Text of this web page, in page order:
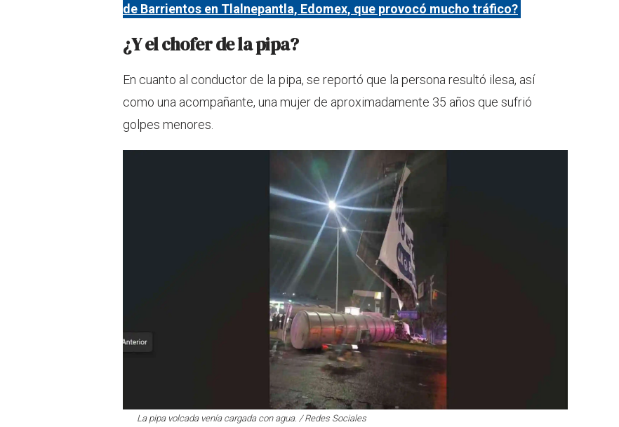
de Barrientos en Tlalnepantla, Edomex, que provocó mucho tráfico?
¿Y el chofer de la pipa?
En cuanto al conductor de la pipa, se reportó que la persona resultó ilesa, así
como una acompañante, una mujer de aproximadamente 35 años que sufrió
golpes menores.
La pipa volcada venía cargada con agua. / Redes Sociales